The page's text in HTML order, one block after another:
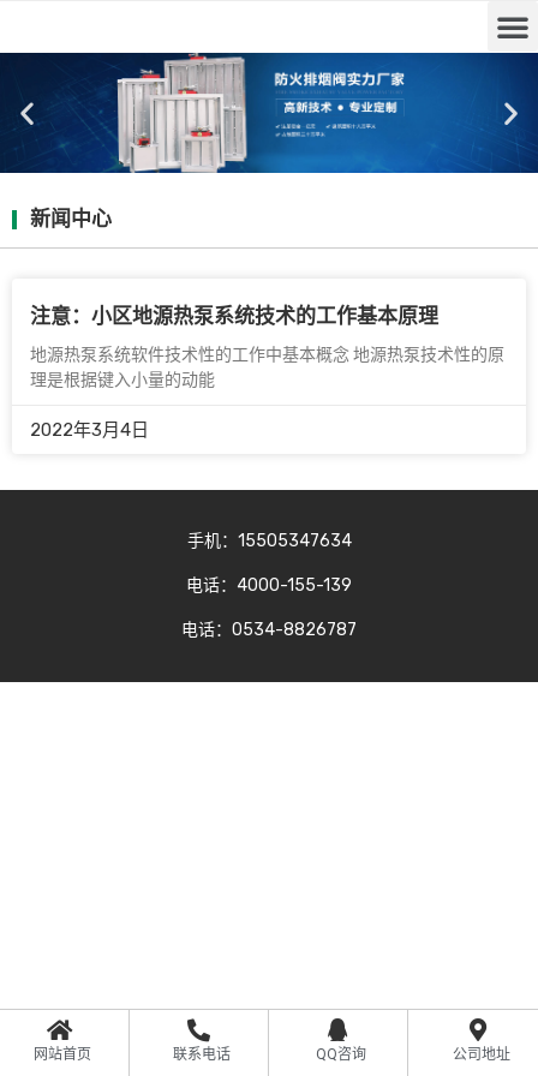
新闻中心
注意：小区地源热泵系统技术的工作基本原理
地源热泵系统软件技术性的工作中基本概念 地源热泵技术性的原
理是根据键入小量的动能
2022年3月4日
手机：15505347634
电话：4000-155-139
电话：0534-8826787
网站首页 联系电话 QQ咨询 公司地址